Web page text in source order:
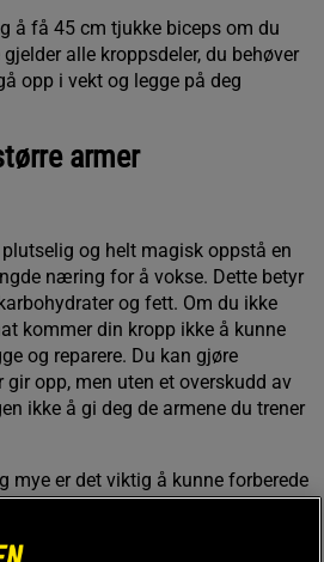
å få 45 cm tjukke biceps om du
alle kroppsdeler, du behøver
opp i vekt og legge på deg
armer
og helt magisk oppstå en
næring for å vokse. Dette betyr
og fett. Om du ikke
kommer din kropp ikke å kunne
og reparere. Du kan gjøre
opp, men uten et overskudd av
ikke å gi deg de armene du trener
mye er det viktig å kunne forberede
du vil ha en enkel måte å legge